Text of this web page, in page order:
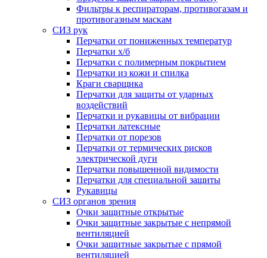
Фильтры к респираторам, противогазам и
противогазным маскам
СИЗ рук
Перчатки от пониженных температур
Перчатки х/б
Перчатки с полимерным покрытием
Перчатки из кожи и спилка
Краги сварщика
Перчатки для защиты от ударных
воздействий
Перчатки и рукавицы от вибрации
Перчатки латексные
Перчатки от порезов
Перчатки от термических рисков
электрической дуги
Перчатки повышенной видимости
Перчатки для специальной защиты
Рукавицы
СИЗ органов зрения
Очки защитные открытые
Очки защитные закрытые с непрямой
вентиляцией
Очки защитные закрытые с прямой
вентиляцией